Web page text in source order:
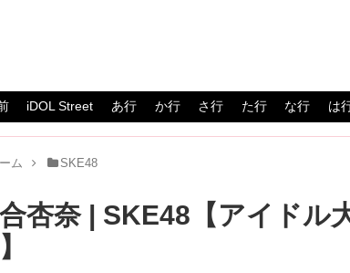
iDOL Street あ行 か行 さ行 た行 な行 は
ム SKE48
杏奈 | SKE48【アイドル